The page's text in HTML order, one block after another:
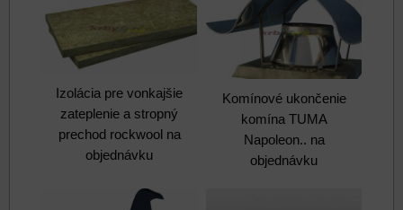
Izolácia pre vonkajšie
zateplenie a stropný
prechod rockwool na
objednávku
Komínové ukončenie
komína TUMA
Napoleon.. na
objednávku